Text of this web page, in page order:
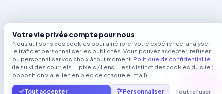
Votre vie privée compte pour nous
Nous utilisons des cookies pour améliorer votre expérience, analyser
le trafic et personnaliser les publicités. Vous pouvez accepter, refuser
ou personnaliser vos choix à tout moment. Politique de confidentialité
(le suivi des courriels — pixels / liens — est distinct des cookies du site ;
opposition via le lien en pied de chaque e-mail).
Tout accepter Personnaliser Tout refuser